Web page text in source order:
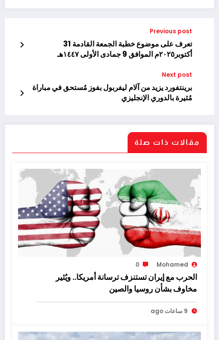
Previous post
تعرف على موضوع خطبة الجمعة القادمة 31
أكتوبر٢٠٢٥م الموافق 9 جمادى الأولى ١٤٤٧هـ
Next post
برينتفورد يزيد من آلام ليفربول بفوز مُستحق في مباراة
مُثيرة بالدوري الإنجليزي
مقالات ذات صلة
Mohamed
0
الحرب مع إيران تستنزف ترسانة أمريكا.. ويُثير
مخاوف بشأن روسيا والصين
9 ساعات ago